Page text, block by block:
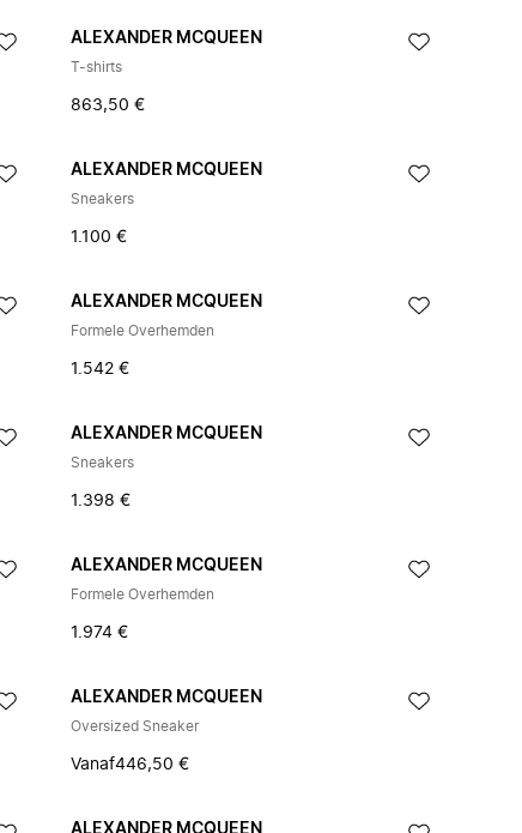
ALEXANDER MCQUEEN
T-shirts
863,50 €
ALEXANDER MCQUEEN
Sneakers
1.100 €
ALEXANDER MCQUEEN
Formele Overhemden
1.542 €
ALEXANDER MCQUEEN
Sneakers
1.398 €
ALEXANDER MCQUEEN
Formele Overhemden
1.974 €
ALEXANDER MCQUEEN
Oversized Sneaker
Vanaf446,50 €
ALEXANDER MCQUEEN